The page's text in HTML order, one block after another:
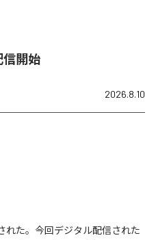
信開始
2026.8.10
れた。今回デジタル配信された